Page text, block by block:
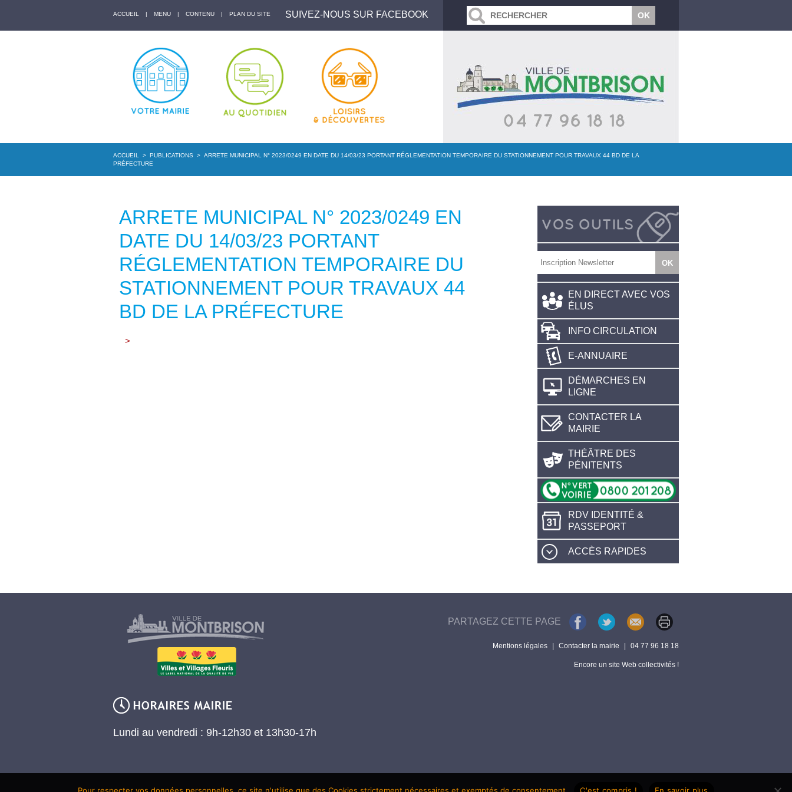
ACCUEIL | MENU | CONTENU | PLAN DU SITE SUIVEZ-NOUS SUR FACEBOOK
ACCUEIL > PUBLICATIONS > ARRETE MUNICIPAL N° 2023/0249 EN DATE DU 14/03/23 PORTANT RÉGLEMENTATION TEMPORAIRE DU STATIONNEMENT POUR TRAVAUX 44 BD DE LA
PRÉFECTURE
ARRETE MUNICIPAL N° 2023/0249 EN
DATE DU 14/03/23 PORTANT
RÉGLEMENTATION TEMPORAIRE DU
STATIONNEMENT POUR TRAVAUX 44
BD DE LA PRÉFECTURE
>
EN DIRECT AVEC VOS
ÉLUS
INFO CIRCULATION
E-ANNUAIRE
DÉMARCHES EN
LIGNE
CONTACTER LA
MAIRIE
THÉÂTRE DES
PÉNITENTS
RDV IDENTITÉ &
PASSEPORT
ACCÈS RAPIDES
Lundi au vendredi : 9h-12h30 et 13h30-17h
PARTAGEZ CETTE PAGE
Mentions légales Contacter la mairie 04 77 96 18 18
Encore un site Web collectivités !